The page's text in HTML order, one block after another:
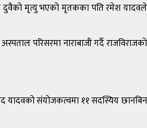
दुवैको मृत्यु भएको मृतकका पति रमेश यादवले
परिसरमा नाराबाजी गर्दै राजविराजको
यादवको संयोजकत्वमा ११ सदस्यिय छानबिन